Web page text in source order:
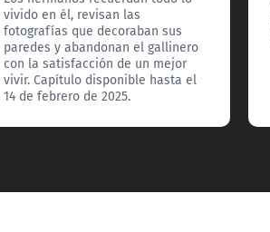
vivido en él, revisan las
fotografías que decoraban sus
paredes y abandonan el gallinero
con la satisfacción de un mejor
vivir. Capítulo disponible hasta el
14 de febrero de 2025.